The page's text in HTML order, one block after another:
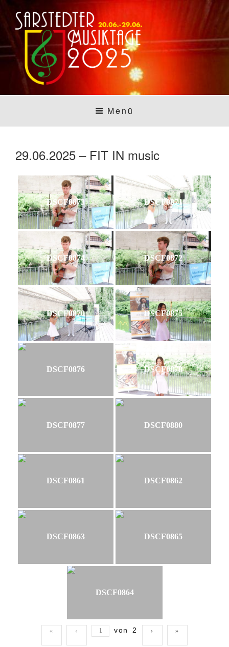
Zum
Inhalt
springen
SARSTEDTER
MUSIKTAGE
Sarstedt macht Musik
Menü
29.06.2025 – FIT IN music
DSCF0873 DSCF0871
DSCF0874 DSCF0872
DSCF0870 DSCF0875
DSCF0876 DSCF0878
DSCF0877 DSCF0880
DSCF0861 DSCF0862
DSCF0863 DSCF0865
DSCF0864
« ‹ von2 › »